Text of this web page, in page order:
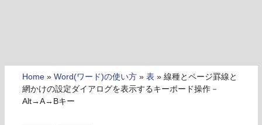
Home » Word(ワード)の使い方 » 表 » 線種とページ罫線と
網かけの設定ダイアログを表示するキーボード操作－
Alt→A→Bキー